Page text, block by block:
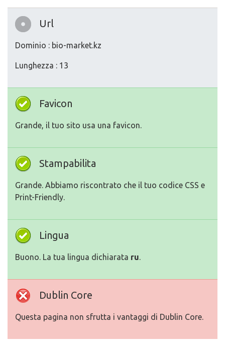
Url
Dominio : bio-market.kz
Lunghezza : 13
Favicon
Grande, il tuo sito usa una favicon.
Stampabilita
Grande. Abbiamo riscontrato che il tuo codice CSS e
Print-Friendly.
Lingua
Buono. La tua lingua dichiarata ru.
Dublin Core
Questa pagina non sfrutta i vantaggi di Dublin Core.